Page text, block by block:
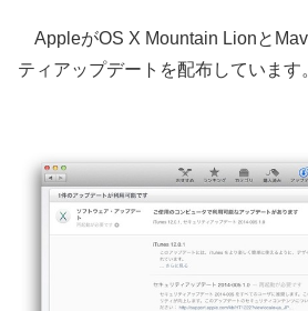
AppleがOS X Mountain Lionと
ティアップデートを配布しています